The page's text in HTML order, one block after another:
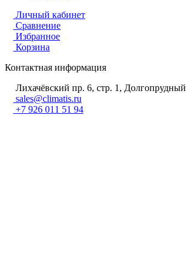
Личный кабинет
Сравнение
Избранное
Корзина
Контактная информация
Лихачёвский пр. 6, стр. 1, Долгопрудный
sales@climatis.ru
+7 926 011 51 94